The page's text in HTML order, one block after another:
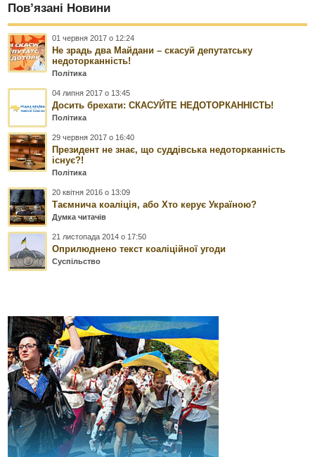
Пов’язані Новини
01 червня 2017 о 12:24
Не зрадь два Майдани – скасуй депутатську
недоторканність!
Політика
04 липня 2017 о 13:45
Досить брехати: СКАСУЙТЕ НЕДОТОРКАННІСТЬ!
Політика
29 червня 2017 о 16:40
Президент не знає, що суддівська недоторканність
існує?!
Політика
20 квітня 2016 о 13:09
Таємнича коаліція, або Хто керує Україною?
Думка читачів
21 листопада 2014 о 17:50
Оприлюднено текст коаліційної угоди
Суспільство